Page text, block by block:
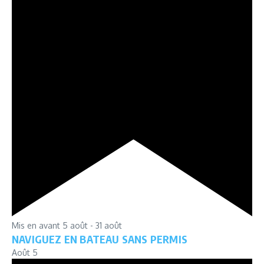
Mis en avant 5 août - 31 août
NAVIGUEZ EN BATEAU SANS PERMIS
Août 5